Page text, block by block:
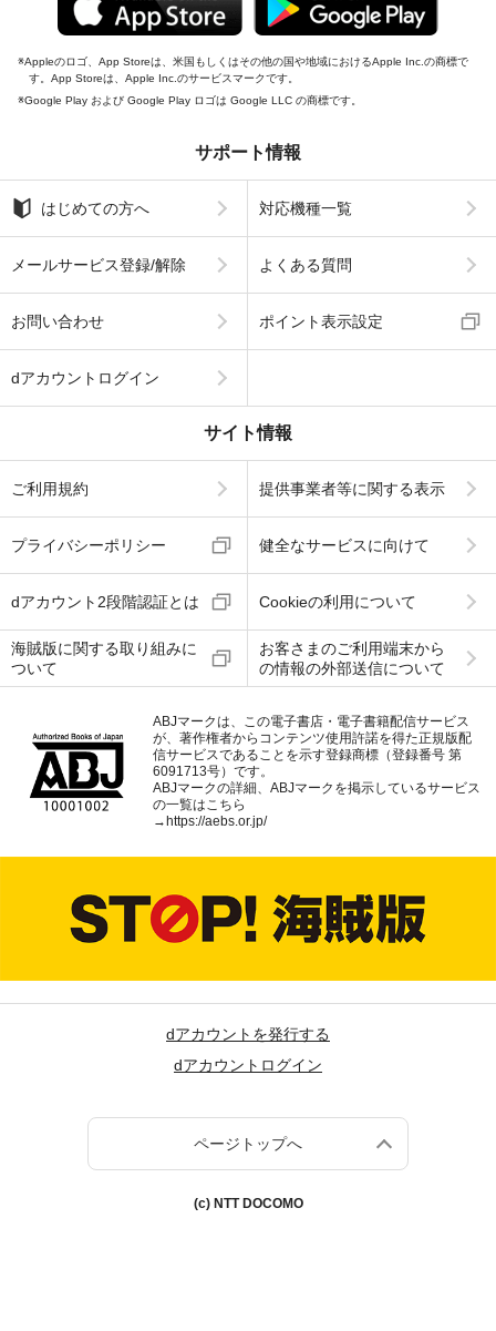
Appleのロゴ、App Storeは、米国もしくはその他の国や地域におけるApple Inc.の商標で
す。App Storeは、Apple Inc.のサービスマークです。
Google Play および Google Play ロゴは Google LLC の商標です。
サポート情報
はじめての方へ 対応機種一覧
メールサービス登録/解除 よくある質問
お問い合わせ ポイント表示設定
dアカウントログイン
サイト情報
ご利用規約 提供事業者等に関する表示
プライバシーポリシー 健全なサービスに向けて
dアカウント2段階認証とは Cookieの利用について
海賊版に関する取り組みに
ついて
お客さまのご利用端末から
の情報の外部送信について
ABJマークは、この電子書店・電子書籍配信サービス
が、著作権者からコンテンツ使用許諾を得た正規版配
信サービスであることを示す登録商標（登録番号 第
6091713号）です。
ABJマークの詳細、ABJマークを掲示しているサービス
の一覧はこちら
→ https://aebs.or.jp/
dアカウントを発行する
dアカウントログイン
ページトップへ
(c) NTT DOCOMO